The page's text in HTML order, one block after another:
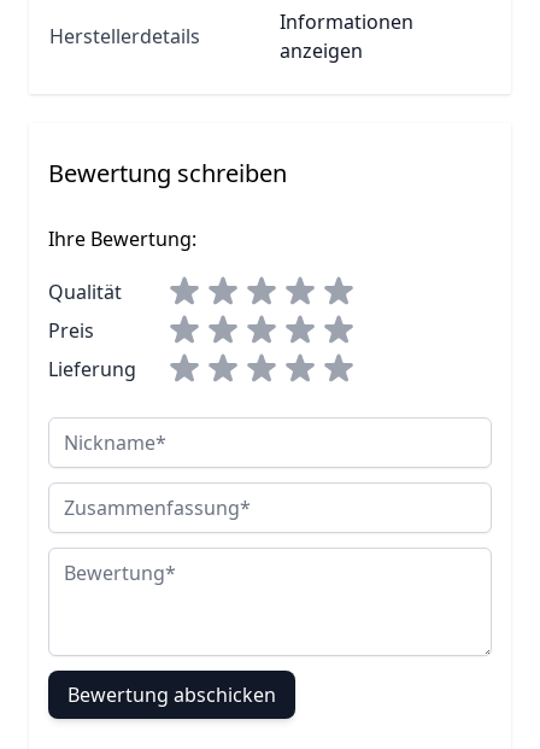
Herstellerdetails
Informationen
anzeigen
Bewertung schreiben
Ihre Bewertung:
Qualität
Preis
Lieferung
Nickname
Zusammenfassung
Bewertung
Bewertung abschicken